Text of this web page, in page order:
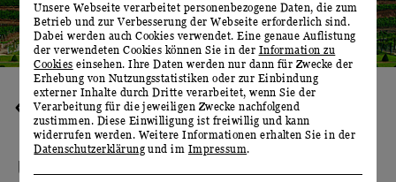
ERLEBNISWEINGUT
UNSERE WEINBERGE
Unsere Webseite verarbeitet personenbezogene Daten, die zum
Betrieb und zur Verbesserung der Webseite erforderlich sind.
Dabei werden auch Cookies verwendet. Eine genaue Auflistung
der verwendeten Cookies können Sie in der Information zu
Cookies einsehen. Ihre Daten werden nur dann für Zwecke der
Erhebung von Nutzungsstatistiken oder zur Einbindung
externer Inhalte durch Dritte verarbeitet, wenn Sie der
Verarbeitung für die jeweiligen Zwecke nachfolgend
zustimmen. Diese Einwilligung ist freiwillig und kann
widerrufen werden. Weitere Informationen erhalten Sie in der
Datenschutzerklärung und im Impressum.